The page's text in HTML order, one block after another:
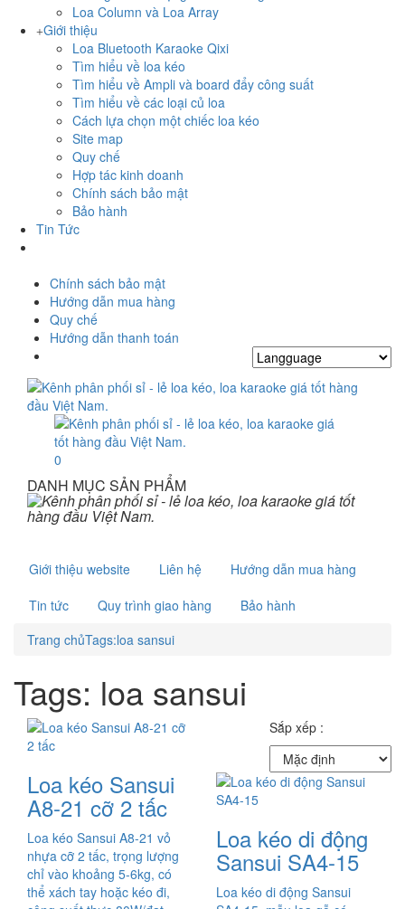
Loa Column và Loa Array
Giới thiệu
Loa Bluetooth Karaoke Qixi
Tìm hiểu về loa kéo
Tìm hiểu về Ampli và board đẩy công suất
Tìm hiểu về các loại củ loa
Cách lựa chọn một chiếc loa kéo
Site map
Quy chế
Hợp tác kinh doanh
Chính sách bảo mật
Bảo hành
Tin Tức
Chính sách bảo mật
Hướng dẫn mua hàng
Quy chế
Hướng dẫn thanh toán
0
DANH MỤC SẢN PHẨM
Giới thiệu website Liên hệ
Hướng dẫn mua hàng
Tin tức
Quy trình giao hàng
Bảo hành
Trang chủTags:loa sansui
Tags: loa sansui
Sắp xếp :
Loa kéo Sansui
A8-21 cỡ 2 tấc
Loa kéo Sansui A8-21 vỏ
nhựa cỡ 2 tấc, trọng lượng
chỉ vào khoảng 5-6kg, có
thể xách tay hoặc kéo đi,
Loa kéo di động
Sansui SA4-15
Loa kéo di động Sansui